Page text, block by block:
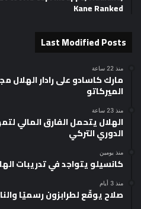
Kane Ranked
Last Modified Posts
منذ 22 ساعة
مارك كاسادو على رادار
الميركاتو
منذ 23 ساعة
الهلال يتحمل الفارق المالي
الدوري التركي
منذ يومين
كانسيلو يتواجد في تدريبات
منذ 3 أيام
صلاح يوقّع لطرابزون رسميًا